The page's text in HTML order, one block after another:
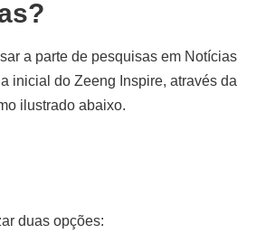
a parte de pesquisas em Notícias
inicial do Zeeng Inspire, através da
ilustrado abaixo.
duas opções: